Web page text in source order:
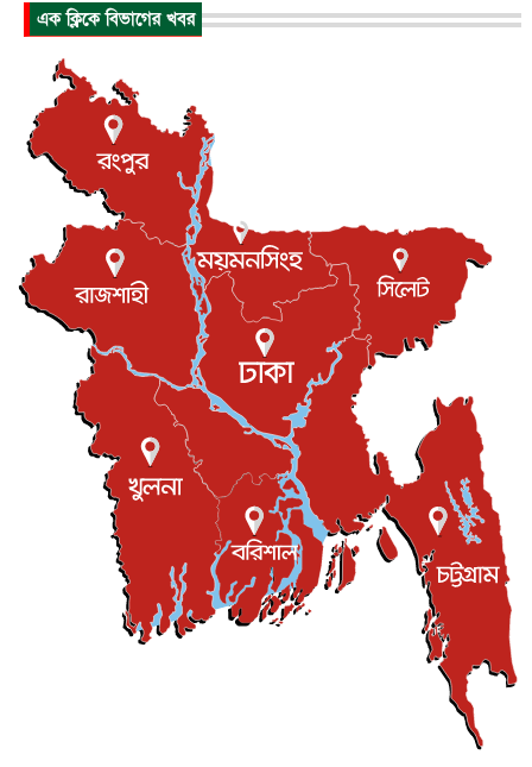
আন্তর্জাতিক ৬ আগস্ট, ২০২৬
টি-টোয়েন্টি ইতিহাসের সর্বোচ্চ রানের মালিক এখন জস বাটলার
বস্তিতে কেটেছে শৈশব, আজ মুম্বাইয়ে দুই বাড়ির মালিক
বিনোদন ৬ আগস্ট, ২০২৬
যুক্তরাজ্যে বসবাসরত জাতীয়তাবাদী কুলাউড়াবাসীর মত বিনিময়
সভা...
ইউকে কমিউনিটি ৫ আগস্ট, ২০২৬
প্রধানমন্ত্রীকে সৌদি আরব সফরের আমন্ত্রণ
জাতীয় ৫ আগস্ট, ২০২৬
জুলাই গণ-অভ্যুত্থান দিবস আজ, স্মরণে দেশজুড়ে কর্মসূচি
জাতীয় ৫ আগস্ট, ২০২৬
জনগণ পরিবর্তন চেয়েছে বলেই জুলাই আন্দোলন সফল :
৫ আগস্ট, ২০২৬
বেনজীর আহমেদের সঙ্গে পরীমনির ঘনিষ্ঠ সম্পর্ক ছিল : নাসির
মাহম...
জাতীয় ৫ আগস্ট, ২০২৬
হরমুজ নিয়ে ইরান-মার্কিন চুক্তি হতে পারে আজ : মার্কিন অর্থমন...
৫ আগস্ট, ২০২৬
পৃথিবীর দিকে আসছে বিধ্বংসী বস্তু, পারমাণবিক বোমা দিয়ে করা
এক ক্লিকে বিভাগের খবর